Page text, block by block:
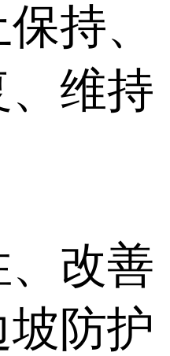
持、
维持
改善
防护